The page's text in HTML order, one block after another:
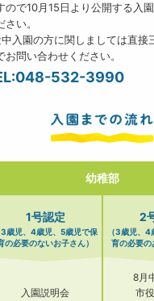
ので10月15日より公開する入
さい。
入園の方に関しましては直接
お問い合わせください。
532-3990
幼稚部
1号認定
3歳児、4歳児、5歳児で保
の必要のないお子さん）
2
（3歳児、
育の必要の
入園説明会
8月
市